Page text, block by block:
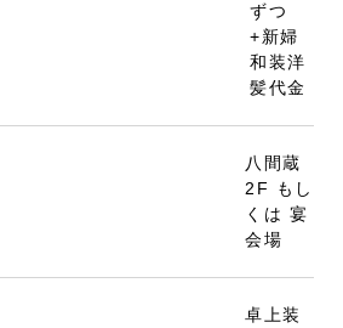
ずつ
+新婦
和装洋
髪代金
八間蔵
2F もし
くは 宴
会場
卓上装